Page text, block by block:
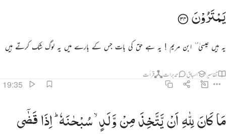
یَمْتَرُوْنَ
یہ ہیں عیسیٰ ؑ ٰ ابن مریم ! یہ ہے حق کی بات جس کے بارے میں یہ لوگ شک کرتے ہیں
تفاسیر اسباق تدبرات قرأت
19:35
ما كان لله ان يتخذ من ولد سبحانه اذا قضى امرا فانما يقول له كن فيكون ٣٥
مَا كَانَ لِلَّهِ أَن يَتَّخِذَ مِن وَلَدٍۢ ۖ سُبْحَـٰنَهُۥٓ ۚ إِذَا قَضَىٰٓ أَمْرًۭا فَإِنَّمَا يَقُولُ لَهُۥ كُن فَيَكُونُ ٣٥
مَاكَانَلِلّٰهِاَنْیَّتَّخِذَمِنْوَّلَدٍ ۙ سُبْحٰنَهٗ ؕ اِذَاقَضٰۤی